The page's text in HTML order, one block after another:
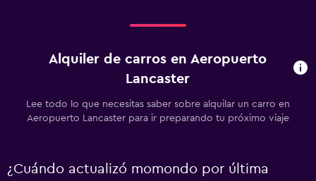
Alquiler de carros en Aeropuerto
Lancaster
Lee todo lo que necesitas saber sobre alquilar un carro en
Aeropuerto Lancaster para ir preparando tu próximo viaje
¿Cuándo actualizó momondo por última